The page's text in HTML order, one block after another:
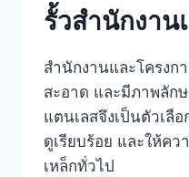
รั้วสำนักงาน
สำนักงานและโครงก
สะอาด และมีภาพลัก
แตนเลสจึงเป็นตัวเลือ
ดูเรียบร้อย และให้คว
เหล็กทั่วไป